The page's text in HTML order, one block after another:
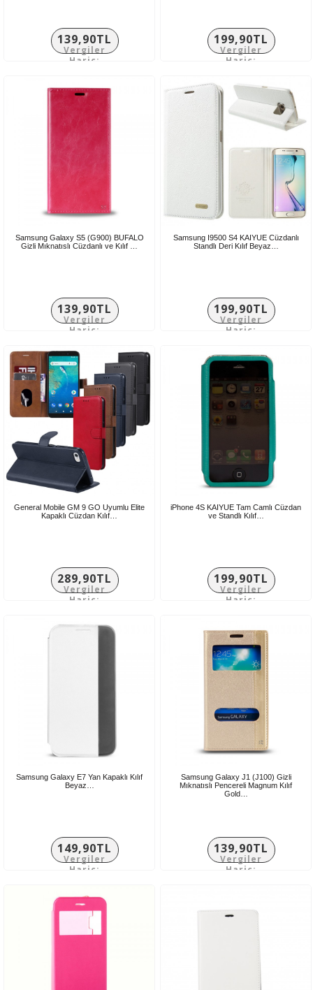
139,90TL
Vergiler
Hariç:
199,90TL
Vergiler
Hariç:
Samsung Galaxy S5 (G900) BUFALO
Gizli Mıknatıslı Cüzdanlı ve Kılıf …
139,90TL
Vergiler
Hariç:
Samsung I9500 S4 KAIYUE Cüzdanlı
Standlı Deri Kılıf Beyaz…
199,90TL
Vergiler
Hariç:
General Mobile GM 9 GO Uyumlu Elite
Kapaklı Cüzdan Kılıf…
289,90TL
Vergiler
Hariç:
iPhone 4S KAIYUE Tam Camlı Cüzdan
ve Standlı Kılıf…
199,90TL
Vergiler
Hariç:
Samsung Galaxy E7 Yan Kapaklı Kılıf
Beyaz…
149,90TL
Vergiler
Hariç:
Samsung Galaxy J1 (J100) Gizli
Mıknatıslı Pencereli Magnum Kılıf
Gold…
139,90TL
Vergiler
Hariç: